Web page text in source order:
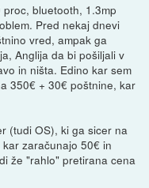
bluetooth, 1.3mp
Pred nekaj dnevi
vred, ampak ga
Anglija da bi pošiljali v
in ništa. Edino kar sem
350€ + 30€ poštnine, kar
(tudi OS), ki ga sicer na
zaračunajo 50€ in
že "rahlo" pretirana cena